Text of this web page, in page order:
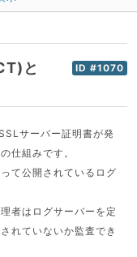
ID #1070
と
サーバー証明書が発
仕組みです。
て公開されているログ
者はログサーバーを定
れていないか監査でき